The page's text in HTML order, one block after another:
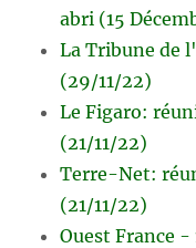
abri (15
La Tribune de
(29/11/22)
Le Figaro:
(21/11/22)
Terre-Net:
(21/11/22)
Ouest France -